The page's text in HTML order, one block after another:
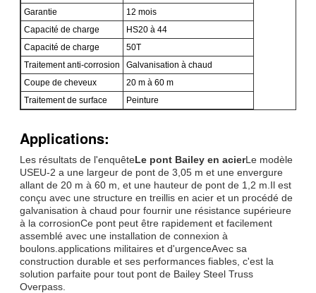
Garantie
12 mois
Capacité de charge
HS20 à 44
Capacité de charge
50T
Traitement anti-corrosion
Galvanisation à chaud
Coupe de cheveux
20 m à 60 m
Traitement de surface
Peinture
Applications:
Les résultats de l'enquêteLe pont Bailey en acierLe modèle
USEU-2 a une largeur de pont de 3,05 m et une envergure
allant de 20 m à 60 m, et une hauteur de pont de 1,2 m.Il est
conçu avec une structure en treillis en acier et un procédé de
galvanisation à chaud pour fournir une résistance supérieure
à la corrosionCe pont peut être rapidement et facilement
assemblé avec une installation de connexion à
boulons.applications militaires et d'urgenceAvec sa
construction durable et ses performances fiables, c'est la
solution parfaite pour tout pont de Bailey Steel Truss
Overpass.